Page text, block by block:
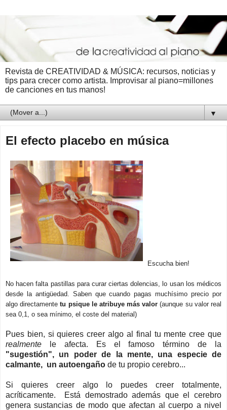
Revista de CREATIVIDAD & MÚSICA: recursos, noticias y
tips para crecer como artista. Improvisar al piano=millones
de canciones en tus manos!
▼
El efecto placebo en música
Escucha bien!
No hacen falta pastillas para curar ciertas dolencias, lo usan los médicos
desde la antigüedad. Saben que cuando pagas muchísimo precio por
algo directamentetu psique le atribuye más valor(aunque su valor real
sea 0,1, o sea mínimo, el coste del material)
Pues bien, si quieres creer algo al final tu mente cree que
realmente
le afecta. Es el famoso término de la
"sugestión", un poder de la mente, una especie de
calmante, un autoengaño de tu propio cerebro...
Si quieres creer algo lo puedes creer totalmente,
acríticamente. Está demostrado además que el cerebro
genera sustancias de modo que afectan al cuerpo a nivel